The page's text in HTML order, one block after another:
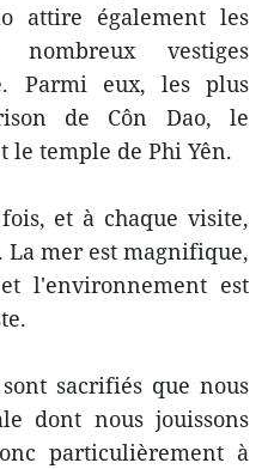
attire également les
vestiges
Parmi eux, les plus
de Côn Dao, le
le temple de Phi Yên.
et à chaque visite,
mer est magnifique,
l'environnement est
sacrifiés que nous
dont nous jouissons
particulièrement à